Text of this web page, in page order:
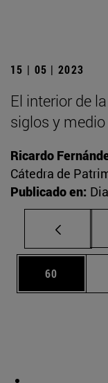
15 | 05 | 2023
El interior de
siglos y medio
Ricardo
Cátedra de
Publicado en:
Página
60